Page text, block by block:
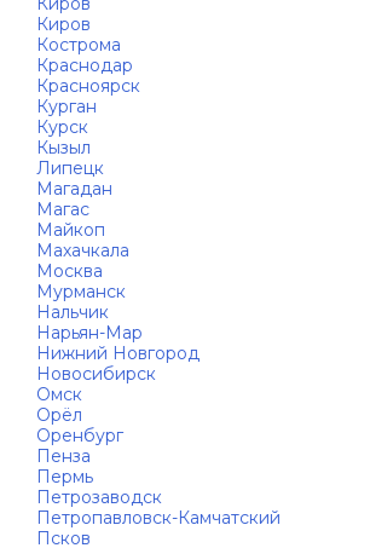
Киров
Кострома
Краснодар
Красноярск
Курган
Курск
Кызыл
Липецк
Магадан
Магас
Майкоп
Махачкала
Москва
Мурманск
Нальчик
Нарьян-Мар
Нижний Новгород
Новосибирск
Омск
Орёл
Оренбург
Пенза
Пермь
Петрозаводск
Петропавловск-Камчатский
Псков